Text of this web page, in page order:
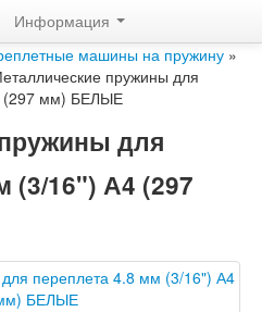
Информация
машины на пружину »
пружины для
(297 мм) БЕЛЫЕ
для
(3/16") А4 (297